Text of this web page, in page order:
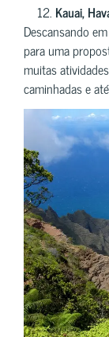
Kauai,
Descansando
para uma
muitas
caminhadas e